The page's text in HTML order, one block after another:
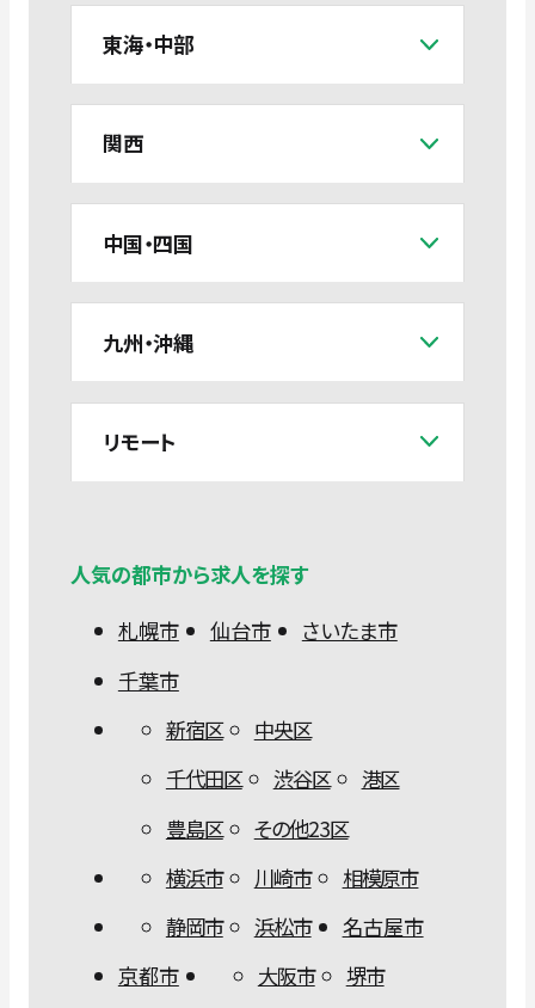
東海・中部
関西
中国・四国
九州・沖縄
リモート
人気の都市から求人を探す
札幌市
仙台市
さいたま市
千葉市
新宿区
中央区
千代田区
渋谷区
港区
豊島区
その他23区
横浜市
川崎市
相模原市
静岡市
浜松市
名古屋市
京都市
大阪市
堺市